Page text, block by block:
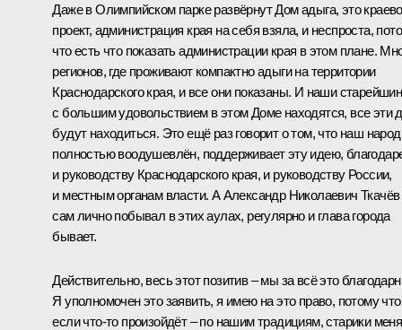
Даже в Олимпийском парке развёрнут Дом адыга, это
проект, администрация края на себя взяла, и неспроста,
что есть что показать администрации края в этом плане.
регионов, где проживают компактно адыги на территории
Краснодарского края, и все они показаны. И наши
с большим удовольствием в этом Доме находятся, все эти
будут находиться. Это ещё раз говорит о том, что наш народ
полностью воодушевлён, поддерживает эту идею,
и руководству Краснодарского края, и руководству России,
и местным органам власти. А Александр Николаевич Ткачёв
сам лично побывал в этих аулах, регулярно и глава города
бывает.
Действительно, весь этот позитив – мы за всё это
Я уполномочен это заявить, я имею на это право, потому что
если что‑то произойдёт – по нашим традициям, старики меня